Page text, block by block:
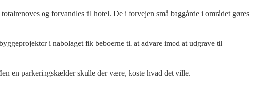
og forvandles til hotel. De i forvejen små baggårde i området gøres
i nabolaget fik beboerne til at advare imod at udgrave til
en parkeringskælder skulle der være, koste hvad det ville.